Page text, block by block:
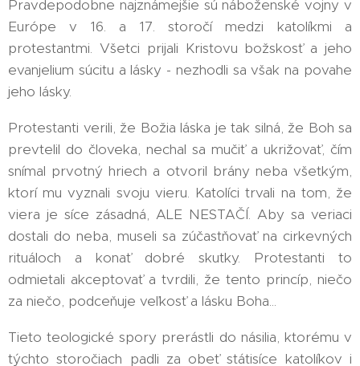
Pravdepodobne najznámejšie sú náboženské vojny v
Európe v 16. a 17. storočí medzi katolíkmi a
protestantmi. Všetci prijali Kristovu božskosť a jeho
evanjelium súcitu a lásky - nezhodli sa však na povahe
jeho lásky. 🤔
Protestanti verili, že Božia láska je tak silná, že Boh sa
prevtelil do človeka, nechal sa mučiť a ukrižovať, čím
snímal prvotný hriech a otvoril brány neba všetkým,
ktorí mu vyznali svoju vieru. Katolíci trvali na tom, že
viera je síce zásadná, ALE NESTAČÍ. Aby sa veriaci
dostali do neba, museli sa zúčastňovať na cirkevných
rituáloch a konať dobré skutky. Protestanti to
odmietali akceptovať a tvrdili, že tento princíp, niečo
za niečo, podceňuje veľkosť a lásku Boha...
Tieto teologické spory prerástli do násilia, ktorému v
týchto storočiach padli za obeť státisíce katolíkov i